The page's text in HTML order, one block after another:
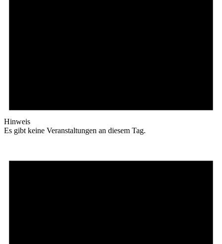
Hinweis
Es gibt keine Veranstaltungen an diesem Tag.